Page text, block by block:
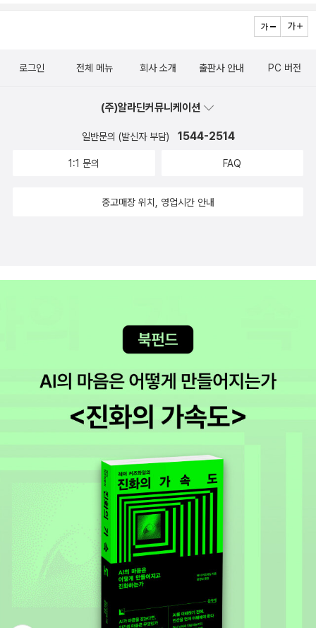
로그인 전체 메뉴 회사 소개 출판사 안내 PC 버전
(주)알라딘커뮤니케이션
일반문의 (발신자 부담) 1544-2514
1:1 문의 FAQ
중고매장 위치, 영업시간 안내